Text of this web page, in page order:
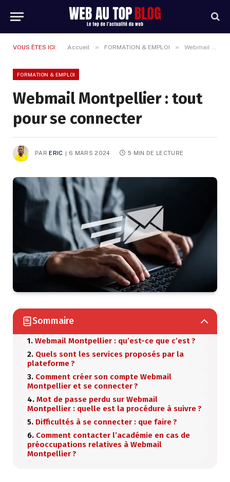
VOUS ÊTES ICI: Accueil » FORMATION & EMPLOI » Webmail Montpellier : tout pour se connecter
FORMATION & EMPLOI
Webmail Montpellier : tout
pour se connecter
PAR ERIC 6 MARS 2024 5 MIN DE LECTURE
Sommaire
Webmail Montpellier : qu’est-ce que c’est ?
Quels sont les services proposés par la
plateforme ?
Comment créer son compte Webmail
Montpellier et se connecter ?
Mot de passe perdu sur Webmail
Montpellier : quelle est la procédure à suivre ?
Difficultés à se connecter : que faire ?
Comment contacter l’académie en cas de
préoccupations relatives à Webmail
Montpellier ?